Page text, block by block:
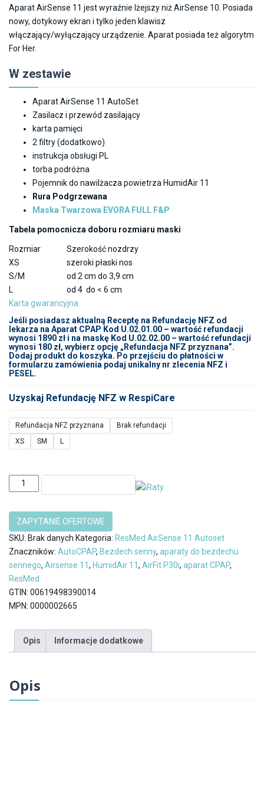
Aparat AirSense 11 jest wyraźnie lżejszy niż AirSense 10. Posiada
nowy, dotykowy ekran i tylko jeden klawisz
włączający/wyłączający urządzenie. Aparat posiada też algorytm
For Her.
W zestawie
Aparat AirSense 11 AutoSet
Zasilacz i przewód zasilający
karta pamięci
2 filtry (dodatkowo)
instrukcja obsługi PL
torba podróżna
Pojemnik do nawilżacza powietrza HumidAir 11
Rura Podgrzewana
Maska Twarzowa EVORA FULL F&P
Tabela pomocnicza doboru rozmiaru maski
Rozmiar
Szerokość nozdrzy
XS
szeroki płaski nos
S/M
od 2 cm do 3,9 cm
L
od 4 do < 6 cm
Karta gwarancyjna
Jeśli posiadasz aktualną Receptę na Refundację NFZ od
lekarza na Aparat CPAP Kod U.02.01.00 – wartość refundacji
wynosi 1890 zł i na maskę Kod U.02.02.00 – wartość refundacji
wynosi 180 zł, wybierz opcję „Refundacja NFZ przyznana”.
Dodaj produkt do koszyka. Po przejściu do płatności w
formularzu zamówienia podaj unikalny nr zlecenia NFZ i
PESEL.
Uzyskaj Refundację NFZ w RespiCare
Refundacja NFZ przyznana
Brak refundacji
XS
SM L
ilość
ResMed
11
AutoSet
AutoCPAP
z
Nawilżaczem
i
Rurą
Maska
Evora
SKU: Brak danych Kategoria: ResMed AirSense 11 Autoset
Znaczników: AutoCPAP, Bezdech senny, aparaty do bezdechu
sennego, Airsense 11, HumidAir 11, AirFit P30i, aparat CPAP,
ResMed
GTIN: 00619498390014
MPN: 0000002665
Opis Informacje dodatkowe
Opis